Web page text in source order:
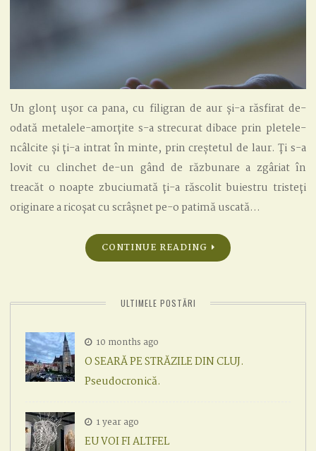
Un glonț ușor ca pana, cu filigran de aur și-a răsfirat de-
odată metalele-amorțite s-a strecurat dibace prin pletele-
ncâlcite și ți-a intrat în minte, prin creștetul de laur. Ți s-a
lovit cu clinchet de-un gând de răzbunare a zgâriat în
treacăt o noapte zbuciumată ți-a răscolit buiestru tristeți
originare a ricoșat cu scrâșnet pe-o patimă uscată…
CONTINUE READING
ULTIMELE POSTĂRI
10 months ago
O SEARĂ PE STRĂZILE DIN CLUJ.
Pseudocronică.
1 year ago
EU VOI FI ALTFEL